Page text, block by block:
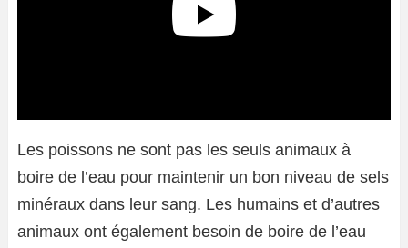
Les poissons ne sont pas les seuls animaux à
boire de l’eau pour maintenir un bon niveau de sels
minéraux dans leur sang. Les humains et d’autres
animaux ont également besoin de boire de l’eau